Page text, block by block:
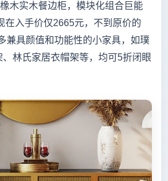
木实木餐边柜，模块化组合巨能
在入手价仅2665元，不到原价的
兼具颜值和功能性的小家具，如璞
林氏家居衣帽架等，均可5折闭眼